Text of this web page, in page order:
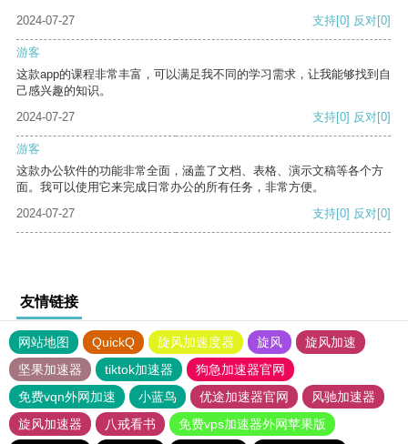
2024-07-27 支持[0] 反对[0]
游客
这款app的课程非常丰富，可以满足我不同的学习需求，让我能够找到自
己感兴趣的知识。
2024-07-27
支持[0] 反对[0]
游客
这款办公软件的功能非常全面，涵盖了文档、表格、演示文稿等各个方
面。我可以使用它来完成日常办公的所有任务，非常方便。
2024-07-27
支持[0] 反对[0]
友情链接
网站地图 QuickQ 旋风加速度器 旋风
旋风加速
坚果加速器
tiktok加速器
狗急加速器官网
免费vqn外网加速
小蓝鸟 优途加速器官网
风驰加速器
旋风加速器
八戒看书 免费vps加速器外网苹果版